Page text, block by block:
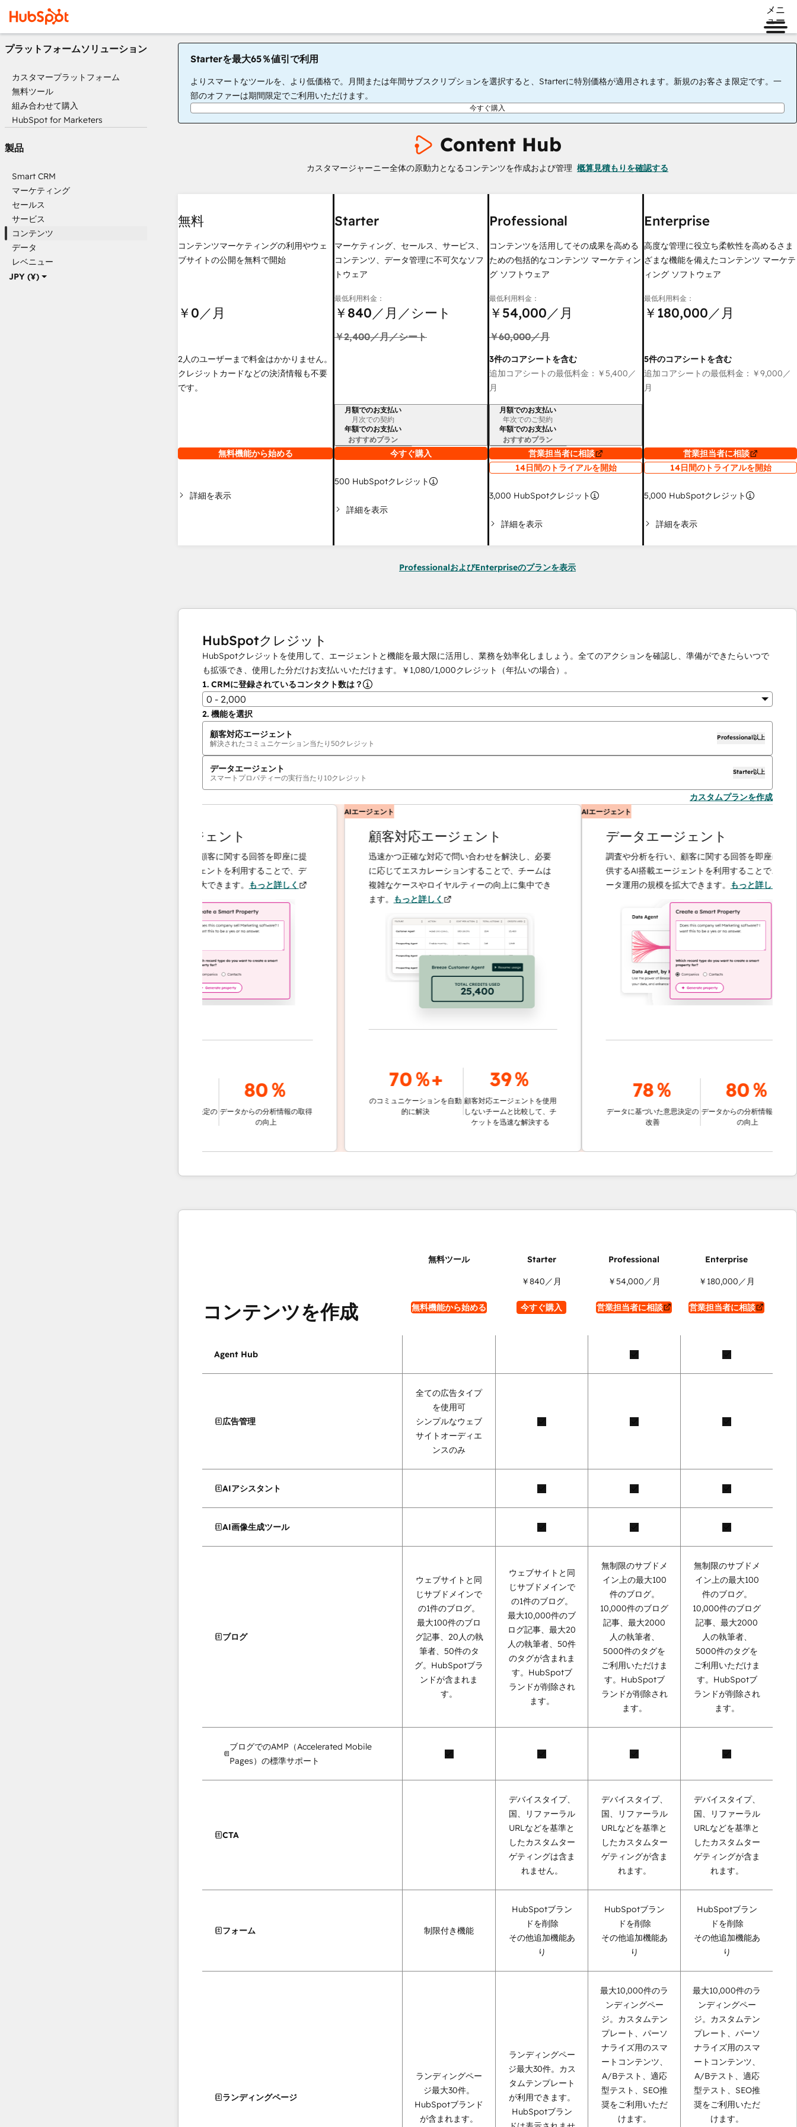
メニ
ュー
JPY (¥)
プラットフォームソリューション
カスタマープラットフォーム
無料ツール
組み合わせて購入
HubSpot for Marketers
製品
Smart CRM
マーケティング
セールス
サービス
コンテンツ
データ
レベニュー
Starterを最大65％値引で利用
よりスマートなツールを、より低価格で。月間または年間サブスクリプションを選択すると、Starterに特別価格が適用されます。新規のお客さま限定です。一
部のオファーは期間限定でご利用いただけます。
今すぐ購入
Content Hub
カスタマージャーニー全体の原動力となるコンテンツを作成および管理 概算見積もりを確認する
無料
コンテンツマーケティングの利用やウェ
ブサイトの公開を無料で開始
￥0／月
2人のユーザーまで料金はかかりません。
クレジットカードなどの決済情報も不要
です。
無料機能から始める
詳細を表示
Starter
マーケティング、セールス、サービス、
コンテンツ、データ管理に不可欠なソフ
トウェア
最低利用料金：
￥840／月／シート
￥2,400／月／シート
請求期間
月額でのお支払い
月次での契約
年額でのお支払い
おすすめプラン
今すぐ購入
500 HubSpotクレジット
詳細を表示
Professional
コンテンツを活用してその成果を高める
ための包括的なコンテンツ マーケティン
グ ソフトウェア
最低利用料金：
￥54,000／月
￥60,000／月
3件のコアシートを含む
追加コアシートの最低料金： ￥5,400／
月
請求期間
月額でのお支払い
年次でのご契約
年額でのお支払い
おすすめプラン
営業担当者に相談
14日間のトライアルを開始
3,000 HubSpotクレジット
詳細を表示
Enterprise
高度な管理に役立ち柔軟性を高めるさま
ざまな機能を備えたコンテンツ マーケテ
ィング ソフトウェア
最低利用料金：
￥180,000／月
5件のコアシートを含む
追加コアシートの最低料金： ￥9,000／
月
営業担当者に相談
14日間のトライアルを開始
5,000 HubSpotクレジット
詳細を表示
ProfessionalおよびEnterpriseのプランを表示
HubSpotクレジット
HubSpotクレジットを使用して、エージェントと機能を最大限に活用し、業務を効率化しましょう。全てのアクションを確認し、準備ができたらいつで
も拡張でき、使用した分だけお支払いいただけます。
￥1,080/1,000クレジット（年払いの場合）。
1. CRMに登録されているコンタクト数は？
0 - 2,000
2. 機能を選択
顧客対応エージェント
解決されたコミュニケーション当たり 50クレジット
Professional以上
データエージェント
スマートプロパティーの実行当たり 10クレジット
Starter以上
カスタムプランを作成
データエージェント
調査や分析を行い、顧客に関する回答を即座に提
供するAI搭載エージェントを利用することで、デ
ータ運用の規模を拡大できます。もっと詳しく
80％
データからの分析情報の取得
AIエージェント
顧客対応エージェント
迅速かつ正確な対応で問い合わせを解決し、必要
に応じてエスカレーションすることで、チームは
複雑なケースやロイヤルティーの向上に集中でき
ます。もっと詳しく
70％+
のコミュニケーションを自動
的に解決
39％
顧客対応エージェントを使用
しないチームと比較して、チ
ケットを迅速な解決する
AIエージェント
データエージェント
調査や分析を行い、顧客に関する回答を即座に提
供するAI搭載エージェントを利用することで、デ
ータ運用の規模を拡大できます。もっと詳しく
78％
データに基づいた意思決定の
80％
データからの分析情報の取得
コンテンツを作成 無料機能から始める
￥840／月
今すぐ購入
￥54,000／月
営業担当者に相談
￥180,000／月
営業担当者に相談
Agent Hub
広告管理
全ての広告タイプ
を使用可
シンプルなウェブ
サイトオーディエ
ンスのみ
AIアシスタント
AI画像生成ツール
ブログ
ウェブサイトと同
じサブドメインで
の1件のブログ。
最大100件のブロ
グ記事、20人の執
筆者、50件のタ
グ。HubSpotブラ
ンドが含まれま
す。
ウェブサイトと同
じサブドメインで
の1件のブログ。
最大10,000件のブ
ログ記事、最大20
人の執筆者、50件
のタグが含まれま
す。HubSpotブ
ランドが削除され
ます。
無制限のサブドメ
イン上の最大100
件のブログ。
10,000件のブログ
記事、最大2000
人の執筆者、
5000件のタグを
ご利用いただけま
す。HubSpotブ
ランドが削除され
ます。
無制限のサブドメ
イン上の最大100
件のブログ。
10,000件のブログ
記事、最大2000
人の執筆者、
5000件のタグを
ご利用いただけま
す。HubSpotブ
ランドが削除され
ます。
ブログでのAMP（Accelerated Mobile
Pages）の標準サポート
CTA
デバイスタイプ、
国、リファーラル
URLなどを基準と
したカスタムター
ゲティングは含ま
れません。
デバイスタイプ、
国、リファーラル
URLなどを基準と
したカスタムター
ゲティングが含ま
れます。
デバイスタイプ、
国、リファーラル
URLなどを基準と
したカスタムター
ゲティングが含ま
れます。
フォーム 制限付き機能
HubSpotブラン
ドを削除
その他追加機能あ
り
HubSpotブラン
ドを削除
その他追加機能あ
り
HubSpotブラン
ドを削除
その他追加機能あ
り
ランディングページ
ランディングペー
ジ最大30件。
HubSpotブランド
が含まれます。
ランディングペー
ジ最大30件。カス
タムテンプレート
が利用できます。
HubSpotブラン
最大10,000件のラ
ンディングペー
ジ。カスタムテン
プレート、パーソ
ナライズ用のスマ
ートコンテンツ、
A/Bテスト、適応
型テスト、SEO推
奨をご利用いただ
けます。
最大10,000件のラ
ンディングペー
ジ。カスタムテン
プレート、パーソ
ナライズ用のスマ
ートコンテンツ、
A/Bテスト、適応
型テスト、SEO推
奨をご利用いただ
けます。